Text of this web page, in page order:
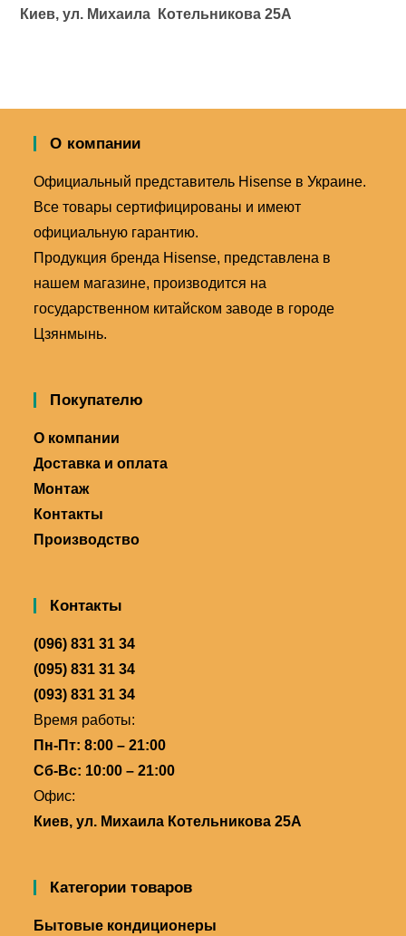
Киев, ул. Михаила Котельникова 25А
О компании
Официальный представитель Hisense в Украине.
Все товары сертифицированы и имеют
официальную гарантию.
Продукция бренда Hisense, представлена в
нашем магазине, производится на
государственном китайском заводе в городе
Цзянмынь.
Покупателю
О компании
Доставка и оплата
Монтаж
Контакты
Производство
Контакты
(096) 831 31 34
(095) 831 31 34
(093) 831 31 34
Время работы:
Пн-Пт: 8:00 – 21:00
Сб-Вс: 10:00 – 21:00
Офис:
Киев, ул. Михаила Котельникова 25А
Категории товаров
Бытовые кондиционеры